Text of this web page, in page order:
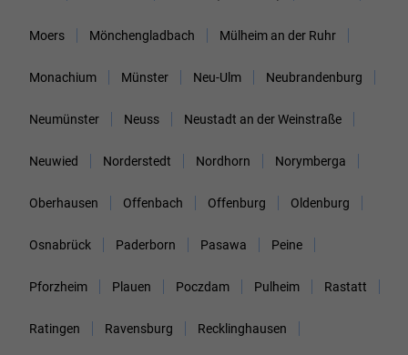
Moers Mönchengladbach Mülheim an der Ruhr
Monachium Münster Neu-Ulm Neubrandenburg
Neumünster Neuss Neustadt an der Weinstraße
Neuwied Norderstedt Nordhorn Norymberga
Oberhausen Offenbach Offenburg Oldenburg
Osnabrück Paderborn Pasawa Peine
Pforzheim Plauen Poczdam Pulheim Rastatt
Ratingen Ravensburg Recklinghausen